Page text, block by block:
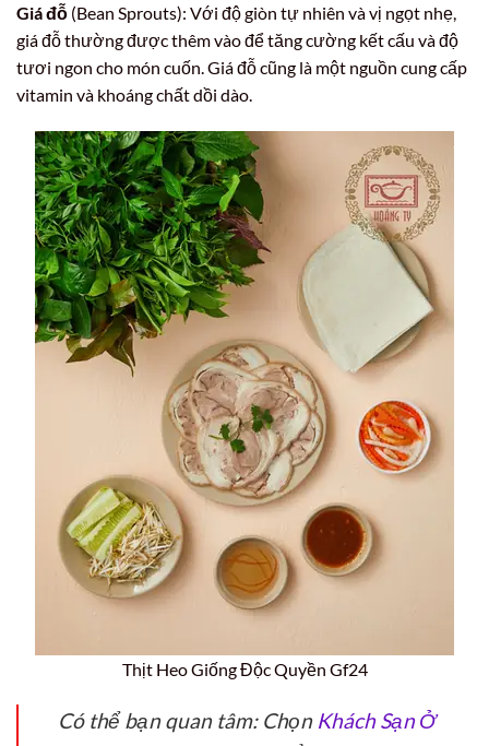
Giá đỗ (Bean Sprouts): Với độ giòn tự nhiên và vị ngọt nhẹ,
giá đỗ thường được thêm vào để tăng cường kết cấu và độ
tươi ngon cho món cuốn. Giá đỗ cũng là một nguồn cung cấp
vitamin và khoáng chất dồi dào.
Thịt Heo Giống Độc Quyền Gf24
Có thể bạn quan tâm: Chọn Khách Sạn Ở